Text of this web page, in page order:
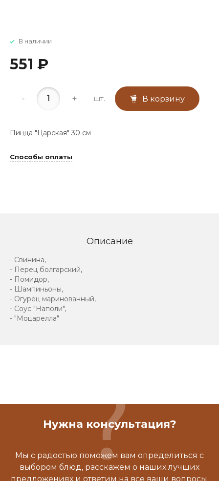
В наличии
551 ₽
- + шт. В корзину
Пицца "Царская" 30 см
Способы оплаты
Описание
- Свинина,
- Перец болгарский,
- Помидор,
- Шампиньоны,
- Огурец маринованный,
- Соус "Наполи",
- "Моцарелла"
Нужна консультация?
Мы с радостью поможем вам определиться с
выбором блюд, расскажем о наших лучших
предложениях и ответим на все ваши вопросы.